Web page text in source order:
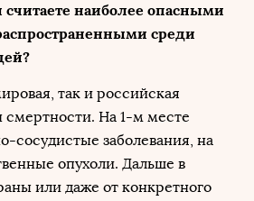
наиболее опасными
среди
так и российская
смертности. На 1-м месте
сосудистые заболевания, на
опухоли. Дальше в
или даже от конкретного